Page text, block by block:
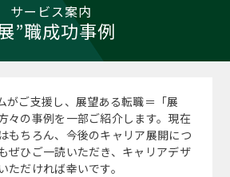
“展”職
MBAキ
英文レ
ト
から
ー
サービス案内
”職成功事例
がご支援し、展望ある転職＝「展
々の事例を一部ご紹介します。現在
もちろん、今後のキャリア展開につ
ぜひご一読いただき、キャリアデザ
ただければ幸いです。